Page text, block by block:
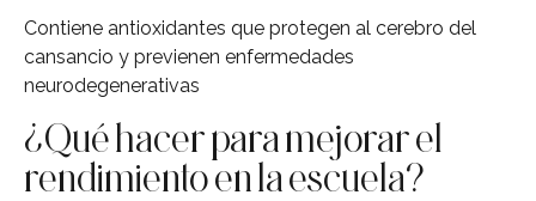
Contiene antioxidantes que protegen al cerebro del
cansancio y previenen enfermedades
neurodegenerativas
¿Qué hacer para mejorar el
rendimiento en la escuela?